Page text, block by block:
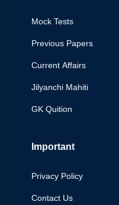
Mock Tests
Previous Papers
Current Affairs
Jilyanchi Mahiti
GK Quition
Important
Privacy Policy
Contact Us